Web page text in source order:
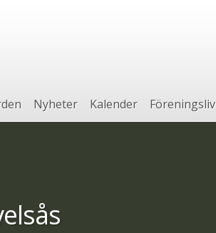
Nyheter Kalender Föreningsliv